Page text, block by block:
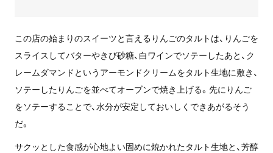
この店の始まりのスイーツと言えるりんごのタルトは、りんごを
スライスしてバターやきび砂糖、白ワインでソテーしたあと、ク
レームダマンドというアーモンドクリームをタルト生地に敷き、
ソテーしたりんごを並べてオーブンで焼き上げる。先にりんご
をソテーすることで、水分が安定しておいしくできあがるそう
だ。
サクッとした食感が心地よい固めに焼かれたタルト生地と、芳醇